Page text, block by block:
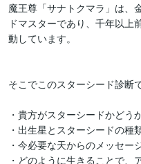
魔王尊「サナトクマラ」は、
ドマスターであり、千年以
動しています。
そこでこのスターシード診断
・貴方がスターシードかどう
・出生星とスターシードの種
・今必要な天からのメッセー
・どのように生きることで